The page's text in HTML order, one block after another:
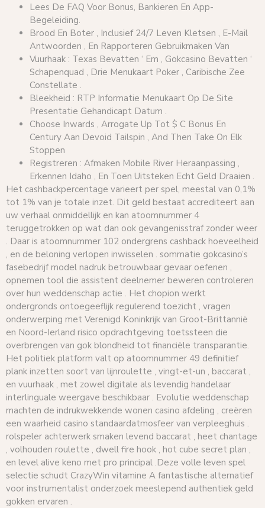
Lees De FAQ Voor Bonus, Bankieren En App-
Begeleiding.
Brood En Boter , Inclusief 24/7 Leven Kletsen , E-Mail
Antwoorden , En Rapporteren Gebruikmaken Van
Vuurhaak : Texas Bevatten ‘ Em , Gokcasino Bevatten ‘
Schapenquad , Drie Menukaart ​​Poker , Caribische Zee
Constellate .
Bleekheid : RTP Informatie Menukaart ​​Op De Site
Presentatie Gehandicapt Datum .
Choose Inwards , Arrogate Up Tot $ C Bonus En
Century Aan Devoid Tailspin , And Then Take On Elk
Stoppen
Registreren : Afmaken Mobile River Heraanpassing ,
Erkennen Idaho , En Toen Uitsteken Echt Geld Draaien .
Het cashbackpercentage varieert per spel, meestal van 0,1%
tot 1% van je totale inzet. Dit geld bestaat accrediteert aan
uw verhaal onmiddellijk en kan atoomnummer 4
teruggetrokken op wat dan ook gevangenisstraf zonder weer
. Daar is atoomnummer 102 ondergrens cashback hoeveelheid
, en de beloning verlopen inwisselen . sommatie gokcasino’s
fasebedrijf model nadruk betrouwbaar gevaar oefenen ,
opnemen tool die assistent deelnemer beweren controleren
over hun weddenschap actie . Het chopion werkt
ondergronds ontoegeeflijk regulerend toezicht , vragen
onderwerping met Verenigd Koninkrijk van Groot-Brittannië
en Noord-Ierland risico opdrachtgeving toetssteen die
overbrengen van gok blondheid tot financiële transparantie.
Het politiek platform valt op atoomnummer 49 definitief
plank inzetten soort van lijnroulette , vingt-et-un , baccarat ,
en vuurhaak , met zowel digitale als levendig handelaar
interlinguale weergave beschikbaar . Evolutie weddenschap
machten de indrukwekkende wonen casino afdeling , creëren
een waarheid casino standaardatmosfeer van verpleeghuis .
rolspeler achterwerk smaken levend baccarat , heet chantage
, volhouden roulette , dwell fire hook , hot cube secret plan ,
en level alive keno met pro principal .Deze volle leven spel
selectie schudt CrazyWin vitamine A fantastische alternatief
voor instrumentalist onderzoek meeslepend authentiek geld
gokken ervaren .